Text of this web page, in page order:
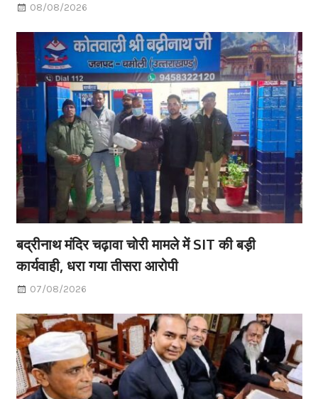
08/08/2026
बद्रीनाथ मंदिर चढ़ावा चोरी मामले में SIT की बड़ी
कार्यवाही, धरा गया तीसरा आरोपी
07/08/2026